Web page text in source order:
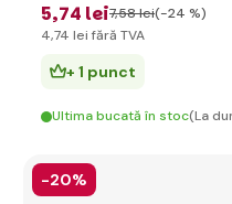
5,74 lei7,58 lei(-24 %)
4,74 lei fără TVA
+ 1 punct
Ultima bucată în stoc(La
-20%